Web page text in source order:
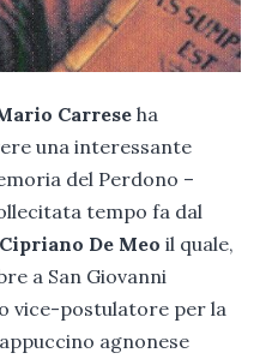
Carrese ha
una interessante
del Perdono –
tempo fa dal
Cipriano De Meo il quale,
a San Giovanni
vice-postulatore per la
agnonese